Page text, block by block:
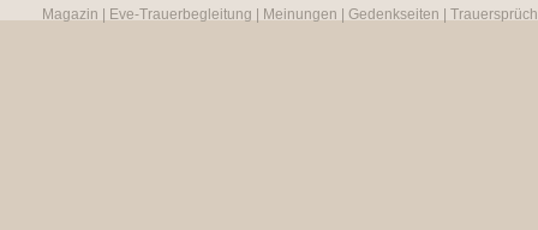
Magazin
Eve-Trauerbegleitung Meinungen Gedenkseiten